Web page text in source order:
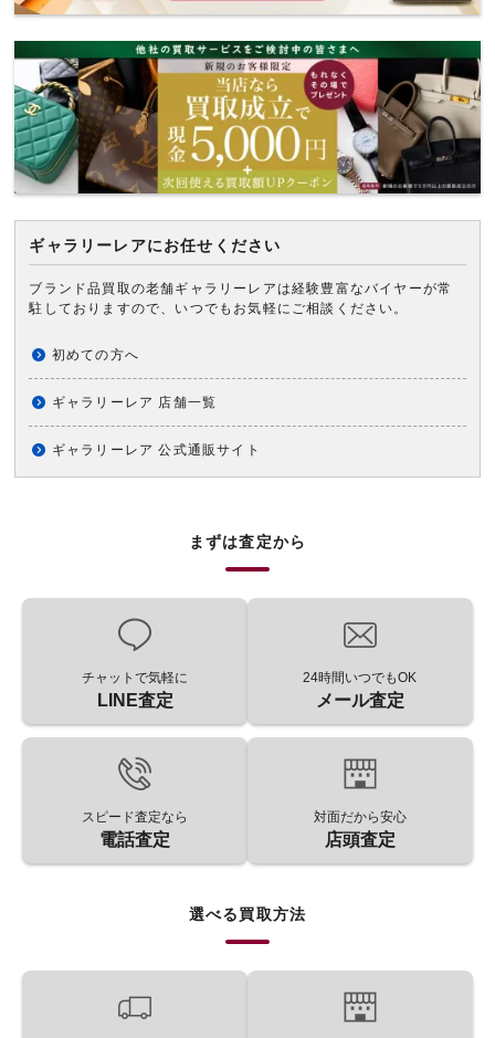
ギャラリーレアにお任せください
ブランド品買取の老舗ギャラリーレアは経験豊富なバイヤーが常
駐しておりますので、いつでもお気軽にご相談ください。
初めての方へ
ギャラリーレア 店舗一覧
ギャラリーレア 公式通販サイト
まずは査定から
チャットで気軽に
LINE査定
24時間いつでもOK
メール査定
スピード査定なら
電話査定
対面だから安心
店頭査定
選べる買取方法